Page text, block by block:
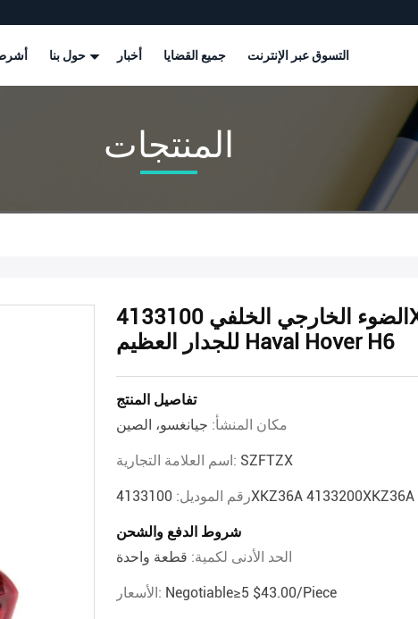
أخبار جميع القضايا التسوق عبر الإنترنت
المنتجات
الضوء الخارجي الخلفي 4133100XKZ36A 4133200XKZ36A
للجدار العظيم Haval Hover H6
تفاصيل المنتج
مكان المنشأ: جيانغسو، الصين
اسم العلامة التجارية: SZFTZX
رقم الموديل:
شروط الدفع والشحن
الحد الأدنى لكمية: قطعة واحدة
الأسعار: Negotiable≥5 $43.00/piece